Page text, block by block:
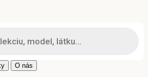
O nás